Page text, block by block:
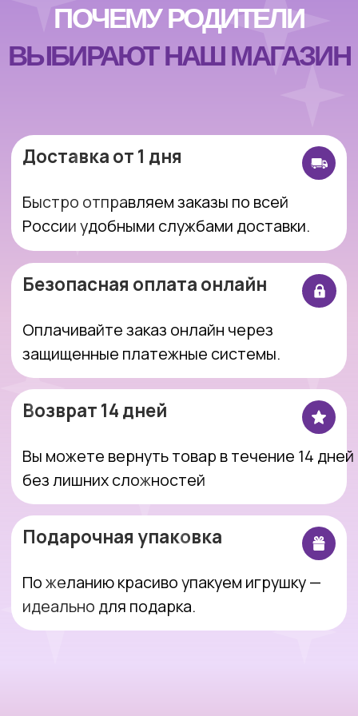
По желанию красиво упакуем игрушку —
идеально для подарка.
Интернет-магазин, который делает
покупки простыми, понятными и
приятными.